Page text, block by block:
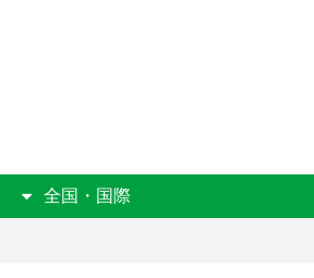
全国・国際